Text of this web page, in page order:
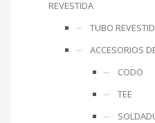
REVESTIDA
TUBO
ACCESORIOS
CODO
TEE